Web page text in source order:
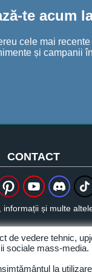
despre joc
te acum
cele mai
și campanii
CONTACT
informații și multe
noi
de vedere tehnic,
sociale mass-
la